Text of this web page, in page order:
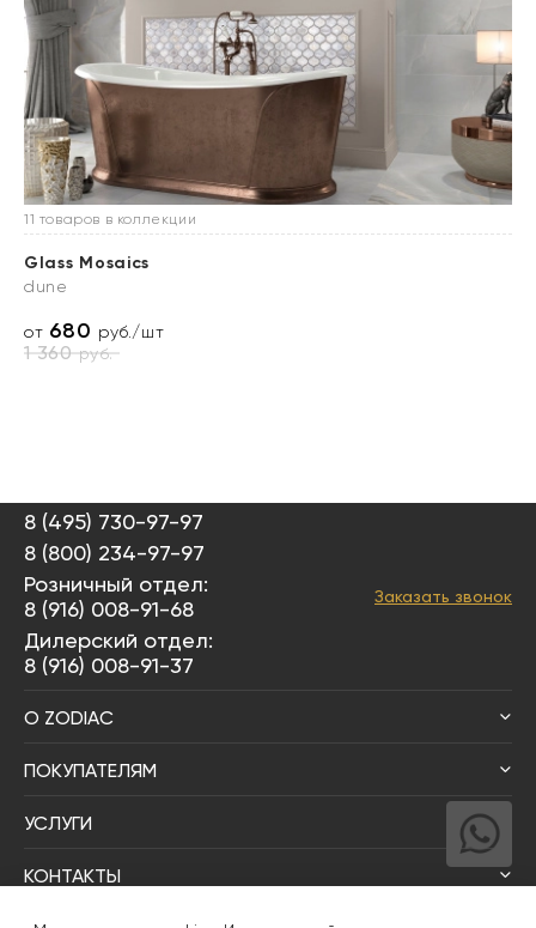
11 товаров в коллекции
Glass Mosaics
dune
от 680 руб./шт
1 360руб.
8 (495) 730-97-97
8 (800) 234-97-97
Розничный отдел:
8 (916) 008-91-68
Дилерский отдел:
8 (916) 008-91-37
Заказать звонок
О ZODIAC
ПОКУПАТЕЛЯМ
УСЛУГИ
КОНТАКТЫ